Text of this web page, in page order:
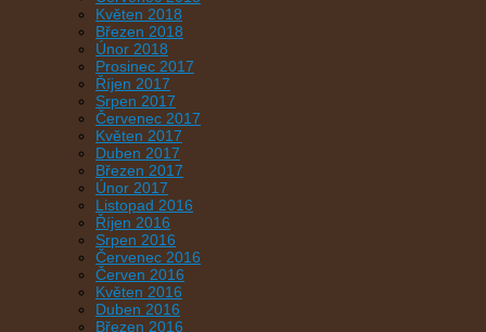
Květen 2018
Březen 2018
Únor 2018
Prosinec 2017
Říjen 2017
Srpen 2017
Červenec 2017
Květen 2017
Duben 2017
Březen 2017
Únor 2017
Listopad 2016
Říjen 2016
Srpen 2016
Červenec 2016
Červen 2016
Květen 2016
Duben 2016
Březen 2016